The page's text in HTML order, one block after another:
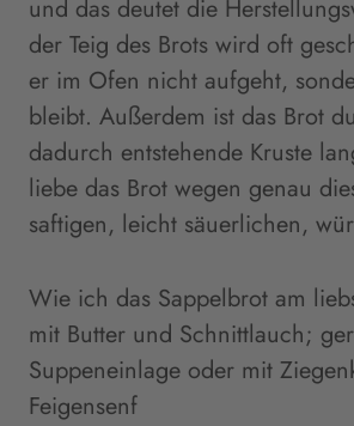
und das deutet die
der Teig des Brots wird oft
er im Ofen nicht aufgeht,
bleibt. Außerdem ist das Brot
dadurch entstehende Kruste
liebe das Brot wegen genau
saftigen, leicht säuerlichen,
Wie ich das Sappelbrot am
mit Butter und Schnittlauch;
Suppeneinlage oder mit
Feigensenf